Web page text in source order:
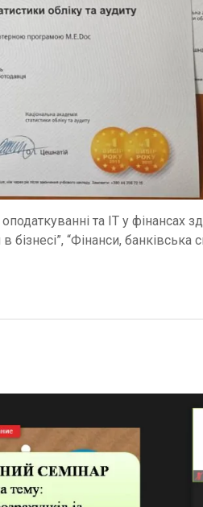
та ІТ у фінансах
“Фінанси, банківська